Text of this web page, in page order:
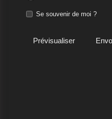
Se souvenir de moi ?